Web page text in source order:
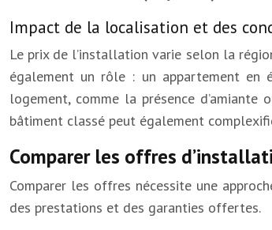
Impact de la localisation et des
Le prix de l’installation varie selon la
également un rôle : un appartement en
logement, comme la présence
bâtiment classé peut également
Comparer les offres
Comparer les offres nécessite une
des prestations et des garanties offertes.